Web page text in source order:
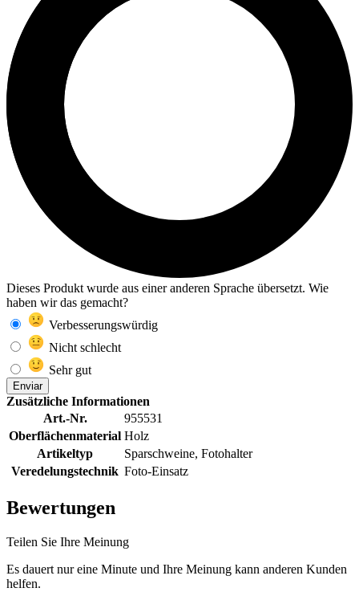
Dieses Produkt wurde aus einer anderen Sprache übersetzt. Wie
haben wir das gemacht?
Verbesserungswürdig
Nicht schlecht
Sehr gut
Enviar
Zusätzliche Informationen
Art.-Nr.
955531
Oberflächenmaterial Holz
Artikeltyp
Sparschweine, Fotohalter
Veredelungstechnik Foto-Einsatz
Bewertungen
Teilen Sie Ihre Meinung
Es dauert nur eine Minute und Ihre Meinung kann anderen Kunden
helfen.